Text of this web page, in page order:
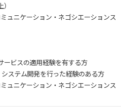
ュニケーション・ネゴシエーションス
ービスの適用経験を有する方
ステム開発を行った経験のある方
ュニケーション・ネゴシエーションス